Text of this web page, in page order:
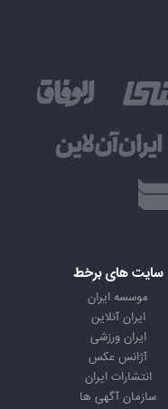
سایت های برخط
موسسه ایران
ایران آنلاین
ایران ورزشی
آژانس عکس
انتشارات ایران
سازمان آگهی ها